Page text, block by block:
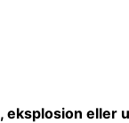
eksplosion eller